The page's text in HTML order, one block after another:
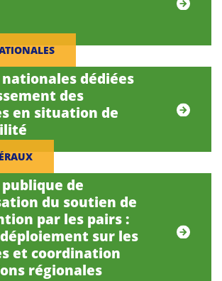
nationales dédiées
des
en situation de
de
du soutien de
par les pairs :
sur les
et coordination
régionales